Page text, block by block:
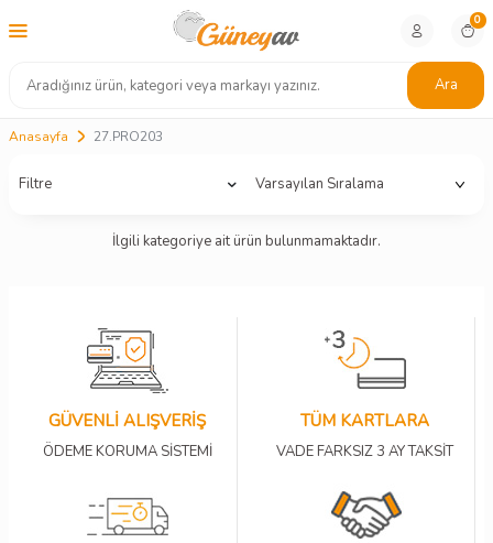
Ara
0
Anasayfa 27.PRO203
Filtre
İlgili kategoriye ait ürün bulunmamaktadır.
GÜVENLİ ALIŞVERİŞ
ÖDEME KORUMA SİSTEMİ
TÜM KARTLARA
VADE FARKSIZ 3 AY TAKSİT